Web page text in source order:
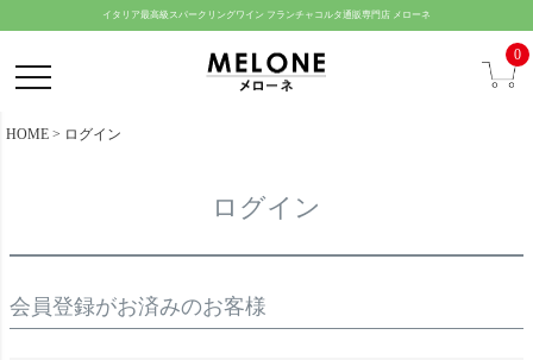
イタリア最高級スパークリングワイン フランチャコルタ通販専門店 メローネ
0
HOME ログイン
ログイン
会員登録がお済みのお客様
ジト
ップ